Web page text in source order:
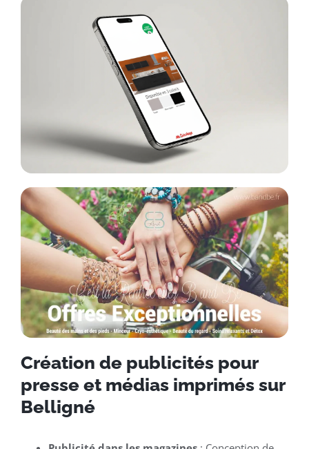
Création de publicités pour
presse et médias imprimés sur
Belligné